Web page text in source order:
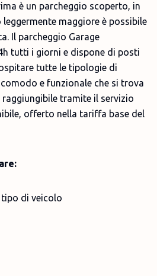
è un parcheggio scoperto, in
maggiore è possibile
Il parcheggio Garage
tutti i giorni e dispone di posti
tutte le tipologie di
e funzionale che si trova
tramite il servizio
offerto nella tariffa base del
tipo di veicolo